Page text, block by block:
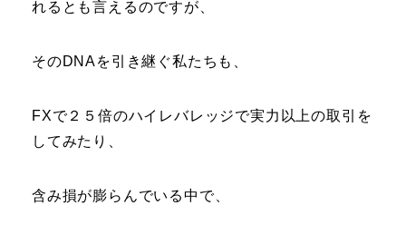
れるとも言えるのですが、
そのDNAを引き継ぐ私たちも、
FXで２５倍のハイレバレッジで実力以上の取引を
してみたり、
含み損が膨らんでいる中で、